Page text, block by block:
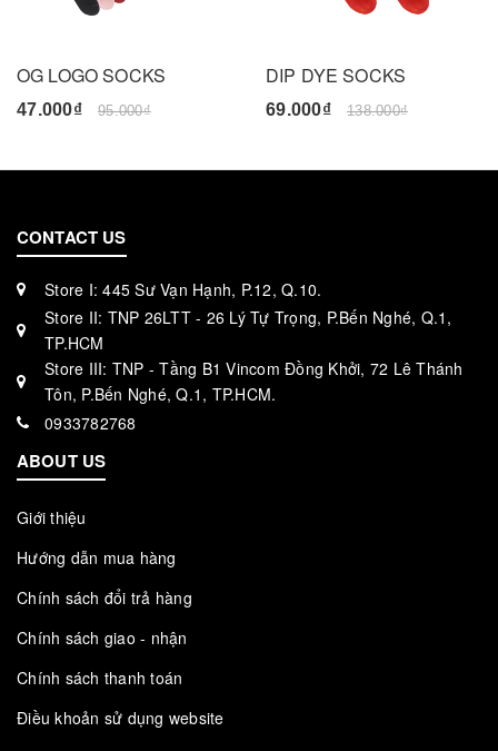
OG LOGO SOCKS
47.000₫ 95.000₫
DIP DYE SOCKS
69.000₫ 138.000₫
CONTACT US
Store I: 445 Sư Vạn Hạnh, P.12, Q.10.
Store II: TNP 26LTT - 26 Lý Tự Trọng, P.Bến Nghé, Q.1,
TP.HCM
Store III: TNP - Tầng B1 Vincom Đồng Khởi, 72 Lê Thánh
Tôn, P.Bến Nghé, Q.1, TP.HCM.
0933782768
ABOUT US
Giới thiệu
Hướng dẫn mua hàng
Chính sách đổi trả hàng
Chính sách giao - nhận
Chính sách thanh toán
Điều khoản sử dụng website